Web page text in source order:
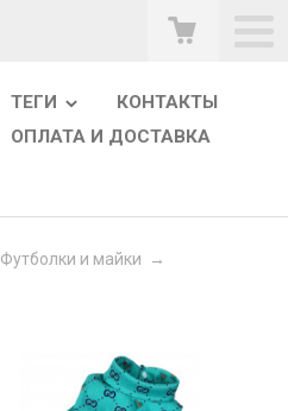
ТЕГИ
КОНТАКТЫ
ОПЛАТА И ДОСТАВКА
Футболки и майки →